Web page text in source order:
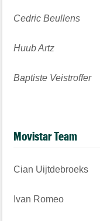
Cedric Beullens
Huub Artz
Baptiste Veistroffer
Movistar Team
Cian Uijtdebroeks
Ivan Romeo